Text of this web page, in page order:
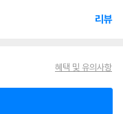
리뷰
혜택 및 유의사항